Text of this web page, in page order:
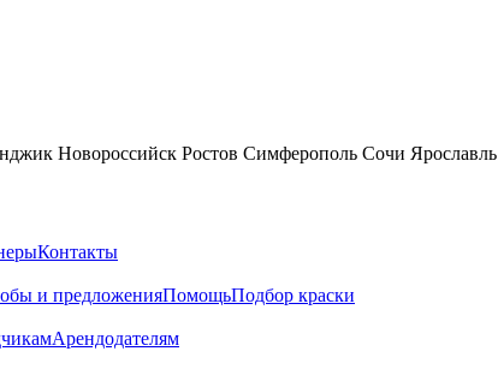
Новороссийск Ростов Симферополь Сочи Ярославль
Контакты
и предложенияПомощьПодбор краски
Арендодателям